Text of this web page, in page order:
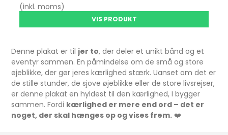
(inkl. moms)
VIS PRODUKT
Denne plakat er til jer to, der deler et unikt bånd og et
eventyr sammen. En påmindelse om de små og store
øjeblikke, der gør jeres kærlighed stærk. Uanset om det er
de stille stunder, de sjove øjeblikke eller de store livsrejser,
er denne plakat en hyldest til den kærlighed, I bygger
sammen. Fordi kærlighed er mere end ord – det er
noget, der skal hænges op og vises frem. ❤️